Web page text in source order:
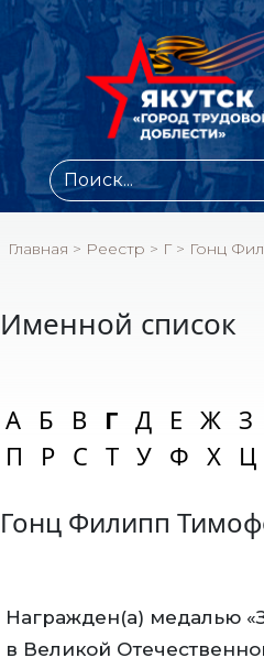
Главная > Реестр > Г > Гонц
Именной список
А Б В Г Д Е Ж З
П
Р С Т У Ф Х Ц
Гонц Филипп
Награжден(а) медалью
в Великой